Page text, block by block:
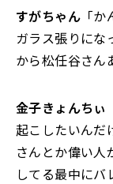
すがちゃん 「
ガラス張りに
から松任谷さん
金子きょんちぃ
起こしたいんだ
さんとか偉い人
してる最中にバ